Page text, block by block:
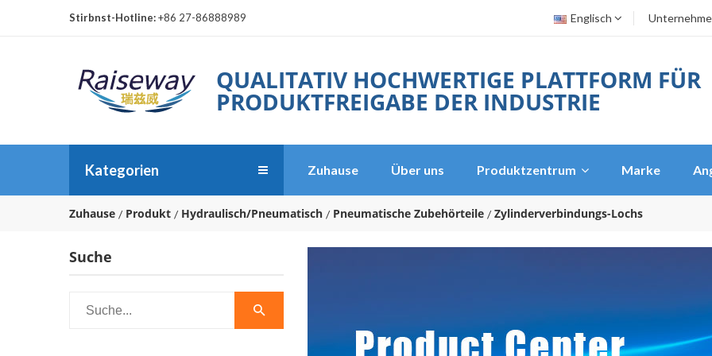
Stirbnst-Hotline:+86 27-86888989 Englisch
QUALITATIV HOCHWERTIGE PLATTFORM FÜR
PRODUKTFREIGABE DER INDUSTRIE
Kategorien Zuhause Über uns Produktzentrum Marke
Zuhause Produkt Hydraulisch/Pneumatisch Pneumatische Zubehörteile Zylinderverbindungs-Lochs
Suche